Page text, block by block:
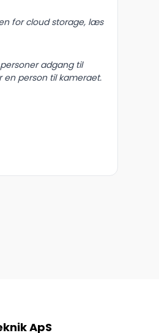
for cloud storage, læs
adgang til
person til kameraet.
ApS